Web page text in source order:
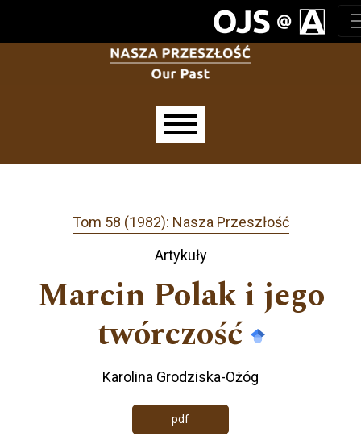
Tom 58 (1982): Nasza Przeszłość
Artykuły
Marcin Polak i jego
twórczość
Karolina Grodziska-Ożóg
pdf